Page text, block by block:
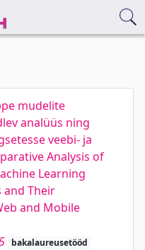
mudelite
analüüs ning
veebi- ja
Analysis of
Learning
Their
and Mobile
bakalaureusetööd